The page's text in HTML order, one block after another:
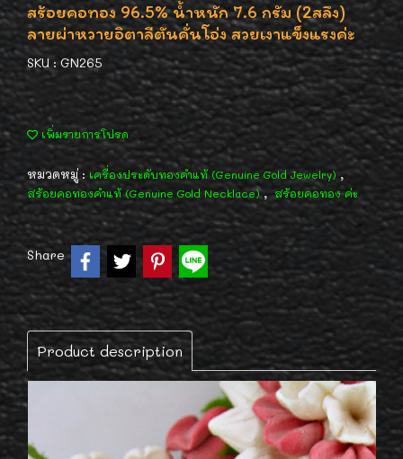
สร้อยคอทอง 96.5% น้ำหนัก 7.6 กรัม (2สลึง)
ลายผ่าหวายอิตาลีตันคั่นโอ่ง สวยเงาแข็งแรงค่ะ
SKU : GN265
เพิ่มรายการโปรด
หมวดหมู่ : เครื่องประดับทองคำแท้ (Genuine Gold Jewelry) ,
สร้อยคอทองคำแท้ (Genuine Gold Necklace), สร้อยคอทอง ค่ะ
Share
Product description